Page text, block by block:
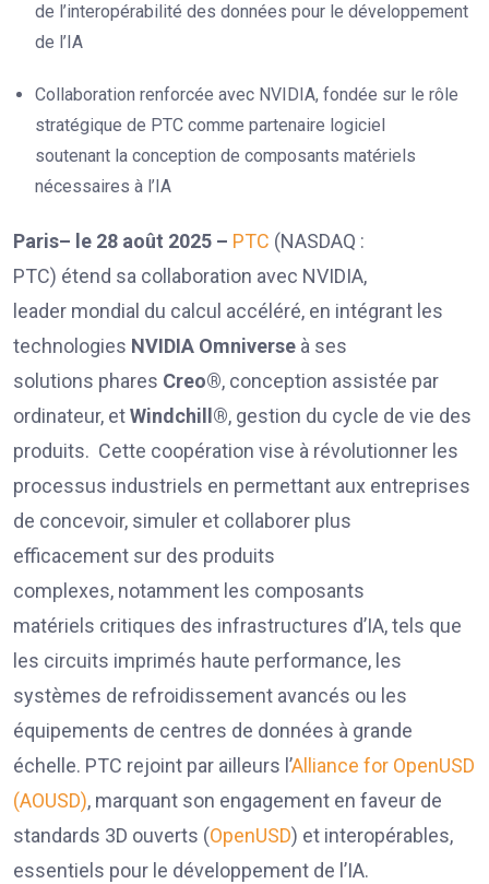
de l’interopérabilité des données pour le développement
de l’IA
Collaboration renforcée avec NVIDIA, fondée sur le rôle
stratégique de PTC comme partenaire logiciel
soutenant la conception de composants matériels
nécessaires à l’IA
Paris– le 28 août 2025 – PTC (NASDAQ :
PTC) étend sa collaboration avec NVIDIA,
leader mondial du calcul accéléré, en intégrant les
technologies NVIDIA Omniverse à ses
solutions phares Creo®, conception assistée par
ordinateur, etWindchill®, gestion du cycle de vie des
produits. Cette coopération vise à révolutionner les
processus industriels en permettant aux entreprises
de concevoir, simuler et collaborer plus
efficacement sur des produits
complexes, notamment les composants
matériels critiques des infrastructures d’IA, tels que
les circuits imprimés haute performance, les
systèmes de refroidissement avancés ou les
équipements de centres de données à grande
échelle. PTC rejoint par ailleurs l’Alliance for OpenUSD
(AOUSD), marquant son engagement en faveur de
standards 3D ouverts (OpenUSD) et interopérables,
essentiels pour le développement de l’IA.